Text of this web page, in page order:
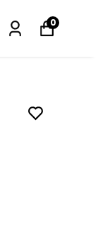
0